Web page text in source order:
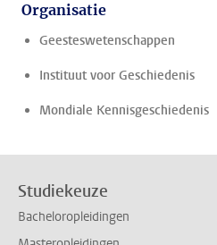
Organisatie
Geesteswetenschappen
Instituut voor Geschiedenis
Mondiale Kennisgeschiedenis
Studiekeuze
Bacheloropleidingen